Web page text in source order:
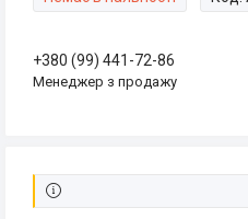
+380 (99) 441-72-86
Менеджер з продажу